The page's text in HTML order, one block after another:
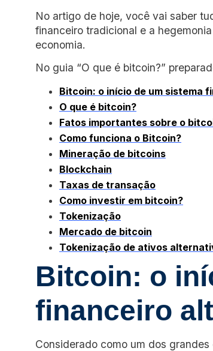
No artigo de hoje, você vai saber
financeiro tradicional e a
economia.
No guia “O que é bitcoin?”
Bitcoin: o início de um sistema
O que é bitcoin?
Fatos importantes sobre o
Como funciona o Bitcoin?
Mineração de bitcoins
Blockchain
Taxas de transação
Como investir em bitcoin?
Tokenização
Mercado de bitcoin
Tokenização de ativos
Bitcoin: o
financeiro
Considerado como um dos